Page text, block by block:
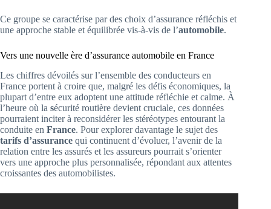
Ce groupe se caractérise par des choix d’assurance réfléchis et
une approche stable et équilibrée vis-à-vis de l’automobile.
Vers une nouvelle ère d’assurance automobile en France
Les chiffres dévoilés sur l’ensemble des conducteurs en
France portent à croire que, malgré les défis économiques, la
plupart d’entre eux adoptent une attitude réfléchie et calme. À
l’heure où la sécurité routière devient cruciale, ces données
pourraient inciter à reconsidérer les stéréotypes entourant la
conduite en France. Pour explorer davantage le sujet des
tarifs d’assurance qui continuent d’évoluer, l’avenir de la
relation entre les assurés et les assureurs pourrait s’orienter
vers une approche plus personnalisée, répondant aux attentes
croissantes des automobilistes.